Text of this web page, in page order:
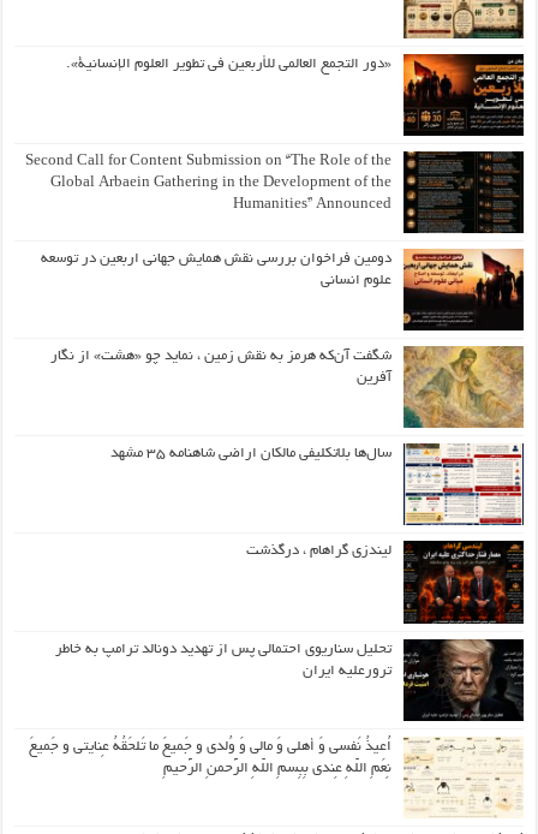
«دور التجمع العالمي للأربعين في تطوير العلوم الإنسانية».
Second Call for Content Submission on “The Role of the
Global Arbaein Gathering in the Development of the
Humanities” Announced
دومین فراخوان بررسی نقش همایش جهانی اربعین در توسعه
علوم انسانی
شگفت آن‌که هرمز به نقش زمین ، نماید چو «هشت» از نگار
آفرین
سال‌ها بلاتکلیفی مالکان اراضی شاهنامه ۳۵ مشهد
لیندزی گراهام ، درگذشت
تحلیل سناریوی احتمالی پس از تهدید دونالد ترامپ به خاطر
ترورعلیه ایران
اُعیذُ نَفسی وَ أهلی وَ مالی وَ وُلدی و جَمیعَ ما تَلحَقُهُ عِنایتی و جَمیعَ
نِعَمِ اللّهِ عِندی بِبِسمِ اللّهِ الرَّحمنِ الرَّحیمِ